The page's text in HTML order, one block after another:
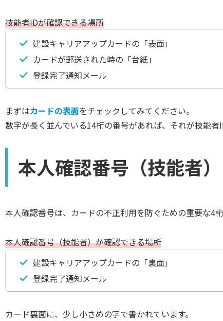
技能者IDが確認できる場所
建設キャリアアップカードの「表面」
カードが郵送された時の「台紙」
登録完了通知メール
まずはカードの表面をチェックしてみてください。
数字が長く並んでいる14桁の番号があれば、それが技能者
本人確認番号（技能者
本人確認番号は、カードの不正利用を防ぐための重要な4桁
本人確認番号（技能者）が確認できる場所
建設キャリアアップカードの「裏面」
登録完了通知メール
カード裏面に、少し小さめの字で書かれています。